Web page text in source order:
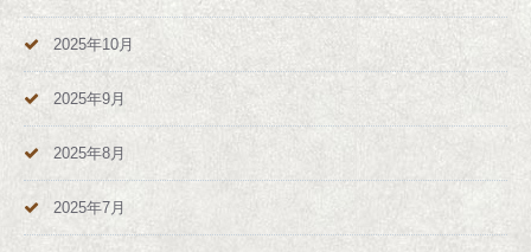
2025年10月
2025年9月
2025年8月
2025年7月